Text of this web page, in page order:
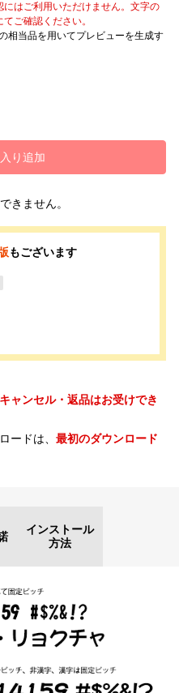
はご利用いただけません。文字の
ご確認ください。
相当品を用いてプレビューを生成す
り追加
きません。
もございます
ャンセル・返品はお受けでき
ードは、 最初のダウンロード
インストール
方法